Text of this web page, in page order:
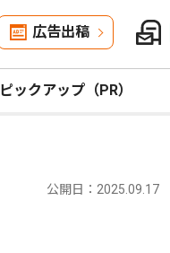
広告出稿
ピックアップ（PR）
公開日：2025.09.17